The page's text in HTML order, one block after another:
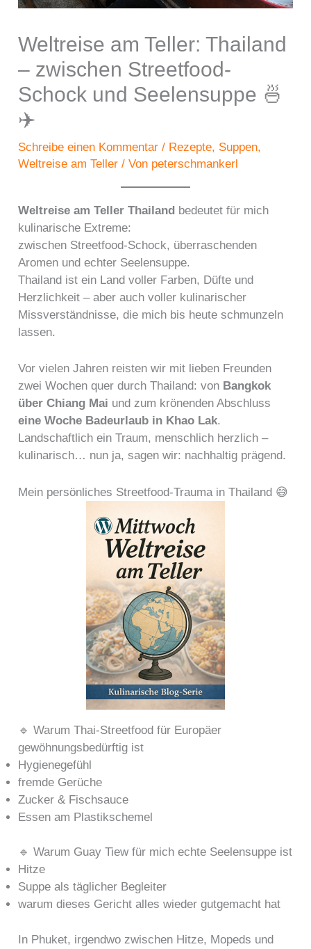
Weltreise am Teller: Thailand
– zwischen Streetfood-
Schock und Seelensuppe 🍜
✈️
Schreibe einen Kommentar / Rezepte, Suppen,
Weltreise am Teller / Von peterschmankerl
Weltreise am Teller Thailand bedeutet für mich
kulinarische Extreme:
zwischen Streetfood-Schock, überraschenden
Aromen und echter Seelensuppe.
Thailand ist ein Land voller Farben, Düfte und
Herzlichkeit – aber auch voller kulinarischer
Missverständnisse, die mich bis heute schmunzeln
lassen.
Vor vielen Jahren reisten wir mit lieben Freunden
zwei Wochen quer durch Thailand: von Bangkok
über Chiang Mai und zum krönenden Abschluss
eine Woche Badeurlaub in Khao Lak.
Landschaftlich ein Traum, menschlich herzlich –
kulinarisch… nun ja, sagen wir: nachhaltig prägend.
Mein persönliches Streetfood-Trauma in Thailand 😅
🔹 Warum Thai-Streetfood für Europäer
gewöhnungsbedürftig ist
Hygienegefühl
fremde Gerüche
Zucker & Fischsauce
Essen am Plastikschemel
🔹 Warum Guay Tiew für mich echte Seelensuppe ist
Hitze
Suppe als täglicher Begleiter
warum dieses Gericht alles wieder gutgemacht hat
In Phuket, irgendwo zwischen Hitze, Mopeds und